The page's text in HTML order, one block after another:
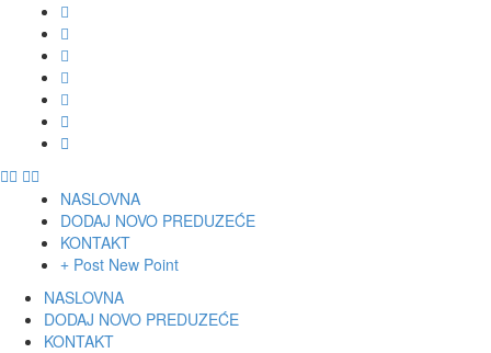
NASLOVNA
DODAJ NOVO PREDUZEĆE
KONTAKT
Post New Point
NASLOVNA
DODAJ NOVO PREDUZEĆE
KONTAKT